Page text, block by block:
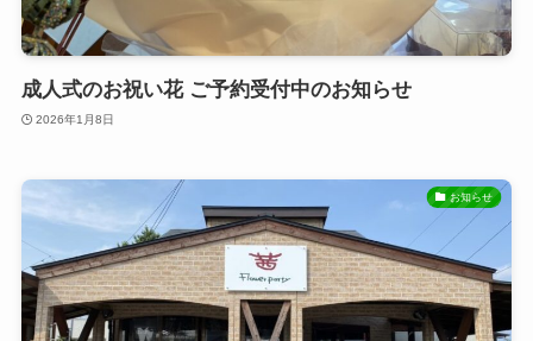
成人式のお祝い花 ご予約受付中のお知らせ
2026年1月8日
お知らせ